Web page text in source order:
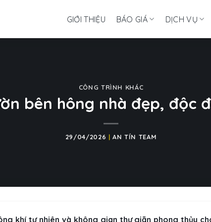
GIỚI THIỆU BÁO GIÁ DỊCH VỤ
CÔNG TRÌNH KHÁC
bên hông nhà đẹp, độc
29/04/2026 |AN TÍN TEAM
khí tự nhiên và không gian thư giãn phong thủy